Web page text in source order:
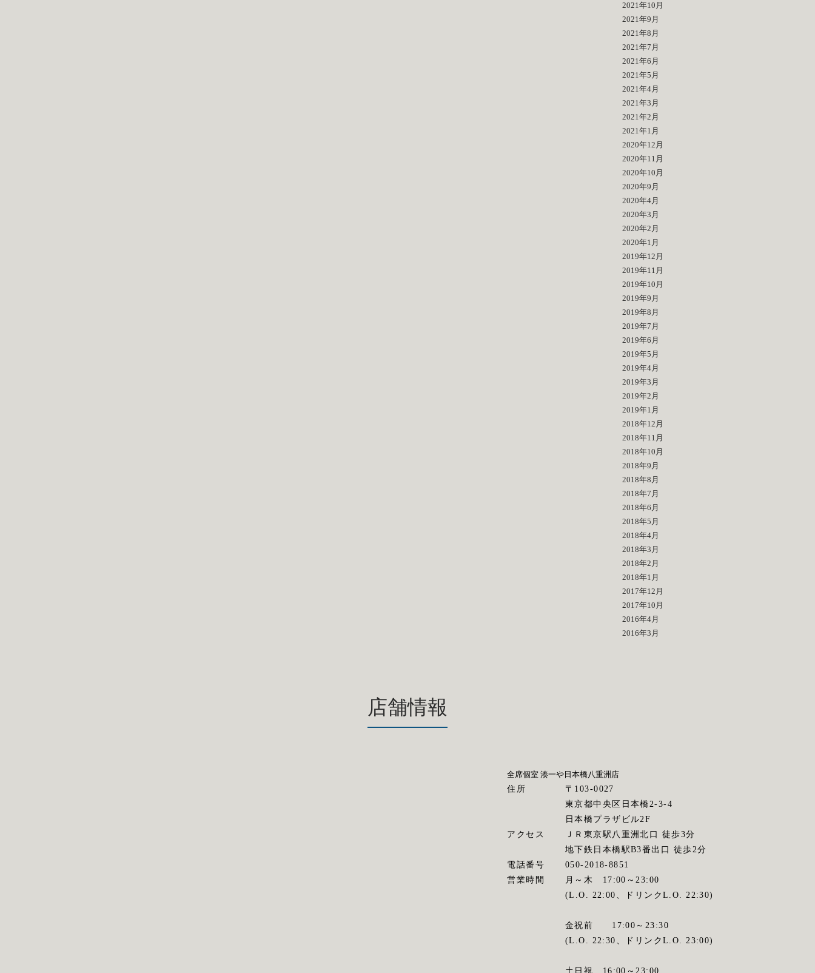
2021年10月
2021年9月
2021年8月
2021年7月
2021年6月
2021年5月
2021年4月
2021年3月
2021年2月
2021年1月
2020年12月
2020年11月
2020年10月
2020年9月
2020年4月
2020年3月
2020年2月
2020年1月
2019年12月
2019年11月
2019年10月
2019年9月
2019年8月
2019年7月
2019年6月
2019年5月
2019年4月
2019年3月
2019年2月
2019年1月
2018年12月
2018年11月
2018年10月
2018年9月
2018年8月
2018年7月
2018年6月
2018年5月
2018年4月
2018年3月
2018年2月
2018年1月
2017年12月
2017年10月
2016年4月
2016年3月
店舗情報
全席個室 湊一や 日本橋八重洲店
住所
〒103-0027
東京都中央区日本橋2-3-4
日本橋プラザビル2F
アクセス
ＪＲ東京駅八重洲北口 徒歩3分
地下鉄日本橋駅B3番出口 徒歩2分
電話番号
050-2018-8851
営業時間
月～木 17:00～23:00
(L.O. 22:00、ドリンクL.O. 22:30)
金祝前 17:00～23:30
(L.O. 22:30、ドリンクL.O. 23:00)
土日祝 16:00～23:00